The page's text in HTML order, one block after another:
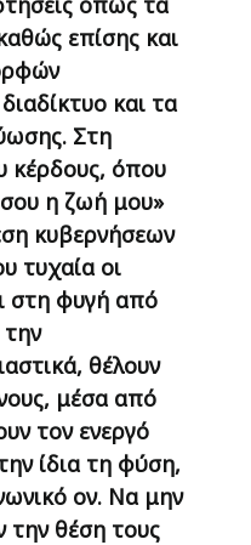
επίσης και
και τα
Στη
κέρδους, όπου
σου η ζωή μου»
κυβερνήσεων
τυχαία οι
στη φυγή από
την
θέλουν
μέσα από
τον ενεργό
ίδια τη φύση,
ον. Να μην
την θέση τους